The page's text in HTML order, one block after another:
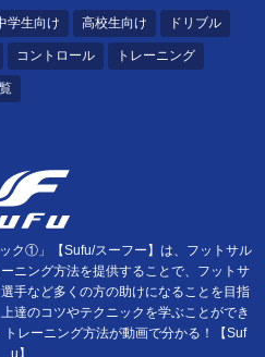
学生向け 高校生向け ドリブル
コントロール トレーニング
ク①」【Sufu/スーフー】は、フットサル
ニング方法を提供することで、フットサ
手など多くの方の助けになることを目指
達のコツやテクニックを学ぶことができ
レーニング方法が動画で分かる！【Suf
u】